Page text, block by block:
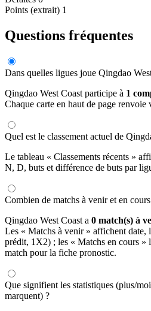
Points (extrait) 1
Questions fréquentes
Dans quelles ligues joue Qingdao
Qingdao West Coast participe à 1
Chaque carte en haut de page
Quel est le classement actuel de
Le tableau « Classements récents »
N, D, buts et différence de buts par
Combien de matchs à venir et en
Qingdao West Coast a 0 match(s) à
Les « Matchs à venir » affichent date,
prédit, 1X2) ; les « Matchs en cours »
match pour la fiche pronostic.
Que signifient les statistiques (plus/
marquent) ?